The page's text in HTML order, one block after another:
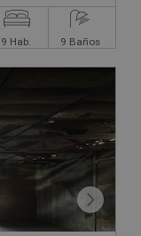
9 Hab. 9 Baños